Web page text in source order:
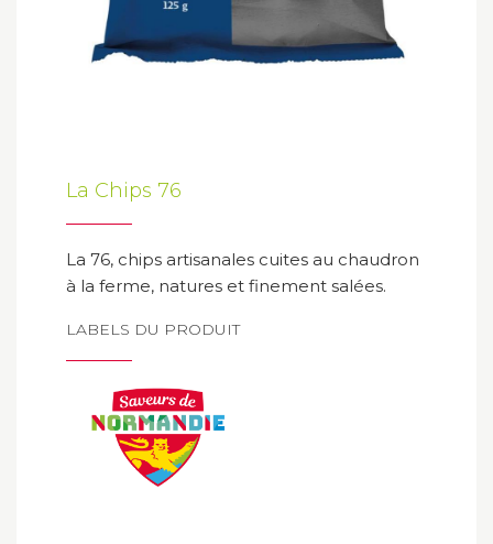
La Chips 76
La 76, chips artisanales cuites au chaudron
à la ferme, natures et finement salées.
LABELS DU PRODUIT